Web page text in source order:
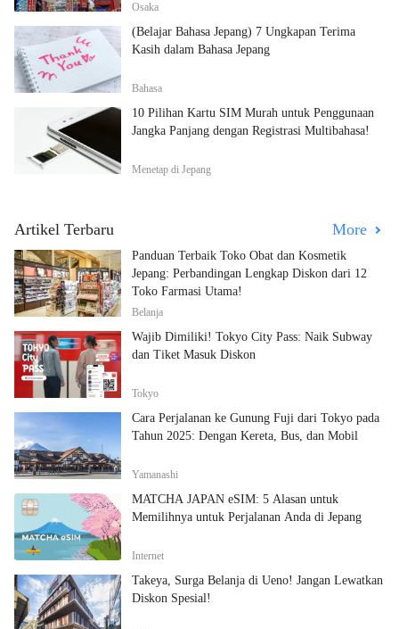
Osaka
(Belajar Bahasa Jepang) 7 Ungkapan Terima
Kasih dalam Bahasa Jepang
Bahasa
10 Pilihan Kartu SIM Murah untuk Penggunaan
Jangka Panjang dengan Registrasi Multibahasa!
Menetap di Jepang
Artikel Terbaru More
Panduan Terbaik Toko Obat dan Kosmetik
Jepang: Perbandingan Lengkap Diskon dari 12
Toko Farmasi Utama!
Belanja
Wajib Dimiliki! Tokyo City Pass: Naik Subway
dan Tiket Masuk Diskon
Tokyo
Cara Perjalanan ke Gunung Fuji dari Tokyo pada
Tahun 2025: Dengan Kereta, Bus, dan Mobil
Yamanashi
MATCHA JAPAN eSIM: 5 Alasan untuk
Memilihnya untuk Perjalanan Anda di Jepang
Internet
Takeya, Surga Belanja di Ueno! Jangan Lewatkan
Diskon Spesial!